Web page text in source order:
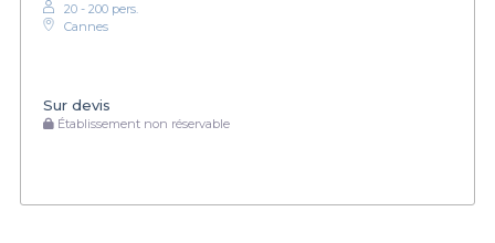
20 - 200 pers.
Cannes
Sur devis
Établissement non réservable